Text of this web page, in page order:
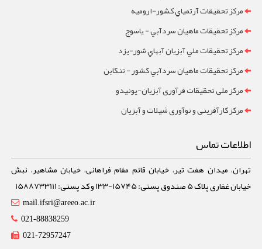
مرکز تحقيقات آرتمياي کشور-ارومیه
مرکز تحقيقات ماهيان سردآبي - ياسوج
مرکز تحقيقات ملي آبزيان آبهاي شور-یزد
مرکز تحقيقات ماهيان سردآبي کشور - تنکابن
مرکز ملی تحقیقات فرآوری آبزیان-یونیدو
مرکز کارآفرینی و نوآوری شیلات و آبزیان
اطلاعات تماس
تهران، میدان هفت تیر، خیابان قائم مقام فراهانی، خیابان مشاهیر، نبش
خیابان غفاری پلاک 5 صندوق پستی: 15745-133 و کد پستی: 1588733111
mail.ifsri@areeo.ac.ir
021-88838259
021-72957247